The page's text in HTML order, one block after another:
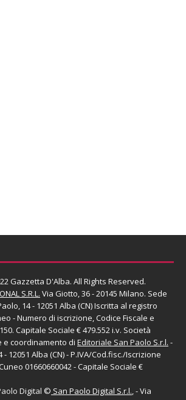
Gazzetta D'Alba. All Rights Reserved.
S.R.L. Via Giotto, 36 - 20145 Milano. Sede
14 - 12051 Alba (CN) Iscritta al registro
- Numero di iscrizione, Codice Fiscale e
Capitale Sociale € 479.552 i.v. Società
e coordinamento di Editoriale San Paolo S.r.l. -
12051 Alba (CN) - P.IVA/Cod.fisc./Iscrizione
01660660042 - Capitale Sociale €
Digital © San Paolo Digital S.r.l., - Via